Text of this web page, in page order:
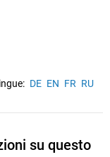
DE EN FR RU
su questo